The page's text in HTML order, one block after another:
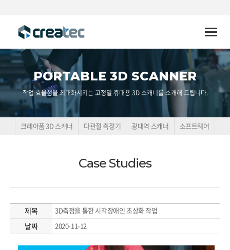
Toggle
PORTABLE 3D SCANNER
작업 효율성을 최대화시키는 고정밀 휴대용 3D 스캐너를 소개해 드립니다.
크레아폼 3D 스캐너 다관절 측정기 광대역 스캐너 소프트웨어
Case Studies
제목 3D측정을 통한 시각장애인 초상화 작업
날짜 2020-11-12